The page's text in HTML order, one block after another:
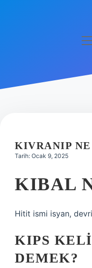
Hakkımızda
KIVRANIP
Tarih: Ocak 9, 2025
KIBAL
Hitit ismi isyan,
KIPS
DEMEK?